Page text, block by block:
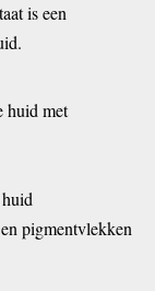
is een
huid met
pigmentvlekken